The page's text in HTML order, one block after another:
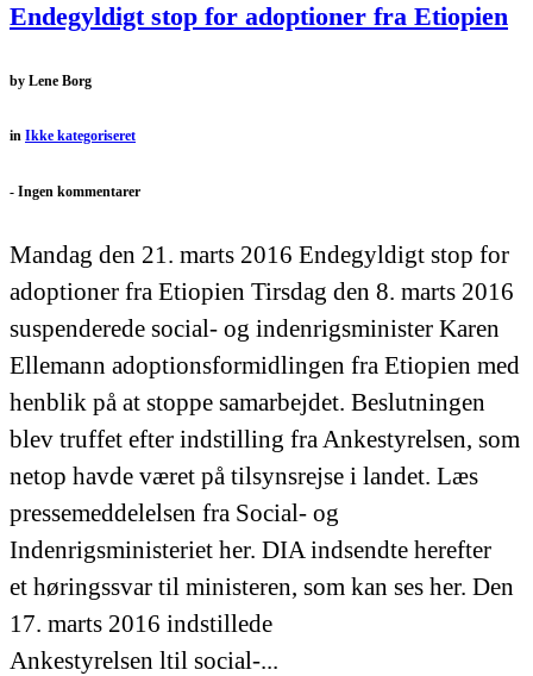
Endegyldigt stop for adoptioner fra Etiopien
by Lene Borg
in Ikke kategoriseret
- Ingen kommentarer
Mandag den 21. marts 2016 Endegyldigt stop for
adoptioner fra Etiopien Tirsdag den 8. marts 2016
suspenderede social- og indenrigsminister Karen
Ellemann adoptionsformidlingen fra Etiopien med
henblik på at stoppe samarbejdet. Beslutningen
blev truffet efter indstilling fra Ankestyrelsen, som
netop havde været på tilsynsrejse i landet. Læs
pressemeddelelsen fra Social- og
Indenrigsministeriet her. DIA indsendte herefter
et høringssvar til ministeren, som kan ses her. Den
17. marts 2016 indstillede
Ankestyrelsen ltil social-...